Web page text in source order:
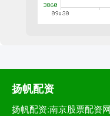
扬帆配资
扬帆配资:南京股票配资